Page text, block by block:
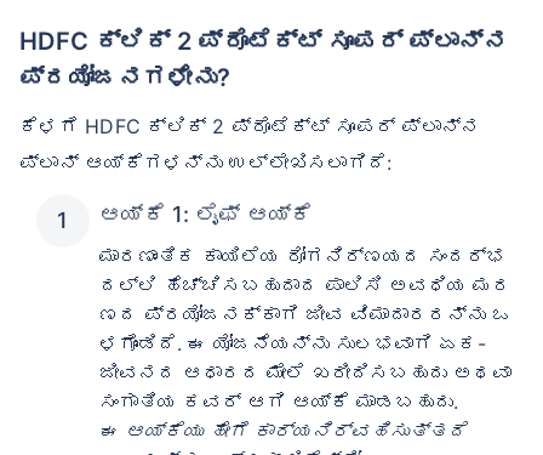
HDFC ಕ್ಲಿಕ್ 2 ಪ್ರೊಟೆಕ್ಟ್ ಸೂಪರ್ ಪ್ಲಾನ್‌ನ
ಪ್ರಯೋಜನಗಳೇನು?
ಕೆಳಗೆ HDFC ಕ್ಲಿಕ್ 2 ಪ್ರೊಟೆಕ್ಟ್ ಸೂಪರ್ ಪ್ಲಾನ್‌ನ
ಪ್ಲಾನ್ ಆಯ್ಕೆಗಳನ್ನು ಉಲ್ಲೇಖಿಸಲಾಗಿದೆ:
ಆಯ್ಕೆ 1: ಲೈಫ್ ಆಯ್ಕೆ
ಮಾರಣಾಂತಿಕ ಕಾಯಿಲೆಯ ರೋಗನಿರ್ಣಯದ ಸಂದರ್ಭ
ದಲ್ಲಿ ಹೆಚ್ಚಿಸಬಹುದಾದ ಪಾಲಿಸಿ ಅವಧಿಯ ಮರ
ಣದ ಪ್ರಯೋಜನಕ್ಕಾಗಿ ಜೀವ ವಿಮಾದಾರರನ್ನು ಒ
ಳಗೊಂಡಿದೆ. ಈ ಯೋಜನೆಯನ್ನು ಸುಲಭವಾಗಿ ಏಕ-
ಜೀವನದ ಆಧಾರದ ಮೇಲೆ ಖರೀದಿಸಬಹುದು ಅಥವಾ
ಸಂಗಾತಿಯ ಕವರ್ ಆಗಿ ಆಯ್ಕೆ ಮಾಡಬಹುದು.
ಈ ಆಯ್ಕೆಯು ಹೇಗೆ ಕಾರ್ಯನಿರ್ವಹಿಸುತ್ತದೆ